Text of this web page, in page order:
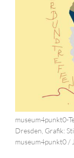
museum4punkt0-
Dresden, Grafik:
museum4punkt0 /